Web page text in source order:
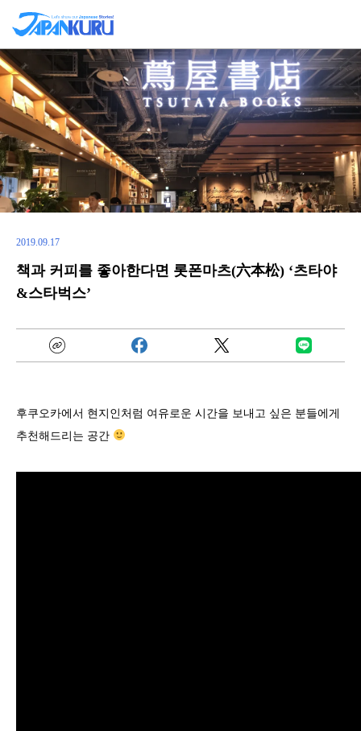
2019.09.17
책과 커피를 좋아한다면 롯폰마츠(六本松) ‘츠타야
&스타벅스’
후쿠오카에서 현지인처럼 여유로운 시간을 보내고 싶은 분들에게
추천해드리는 공간